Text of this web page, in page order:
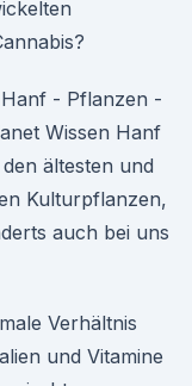
- Pflanzen -
Wissen Hanf
ältesten und
Kulturpflanzen,
auch bei uns
Verhältnis
und Vitamine